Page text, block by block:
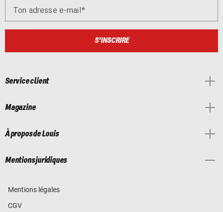
Ton adresse e-mail
S'INSCRIRE
Service client
Magazine
À propos de Louis
Mentions juridiques
Mentions légales
CGV